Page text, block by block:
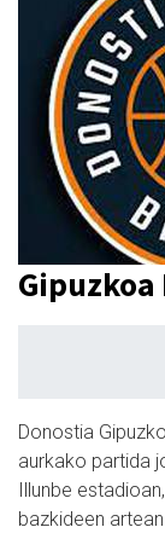
Gipuzkoa
Donostia
aurkako partida
Illunbe
bazkideen